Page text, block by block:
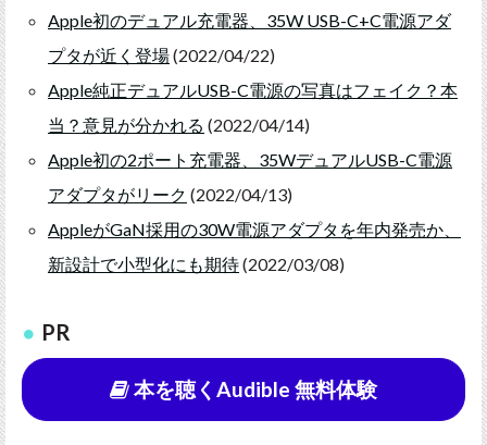
Apple初のデュアル充電器、35W USB-C+C電源アダ
プタが近く登場(2022/04/22)
Apple純正デュアルUSB-C電源の写真はフェイク？本
当？意見が分かれる (2022/04/14)
Apple初の2ポート充電器、35WデュアルUSB-C電源
アダプタがリーク (2022/04/13)
AppleがGaN採用の30W電源アダプタを年内発売か、
新設計で小型化にも期待(2022/03/08)
PR
本を聴くAudible 無料体験